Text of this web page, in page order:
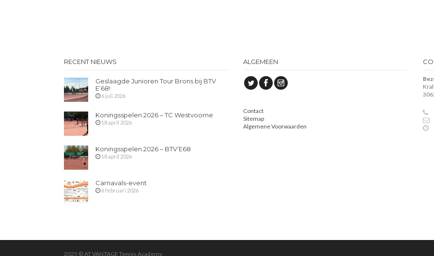
RECENT NIEUWS
Geslaagde Junioren Tour Brons bij BTV
E’68!
6 juli 2026
Koningsspelen 2026 – TC Westvoorne
18 april 2026
Koningsspelen 2026 – BTV’E68
18 april 2026
Carnavals-event
6 februari 2026
ALGEMEEN
Contact
Sitemap
Algemene Voorwaarden
2025 © AT VANTAGE Tennis Academy